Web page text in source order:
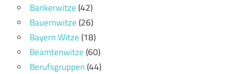
Bankerwitze(42)
Bauernwitze(26)
Bayern Witze(18)
Beamtenwitze(60)
Berufsgruppen(44)